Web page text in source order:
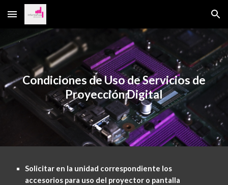
Skip to main content Skip to navigation
Condiciones de Uso de Servicios de
Proyección Digital
Solicitar en la unidad correspondiente los
accesorios para uso del proyector o pantalla